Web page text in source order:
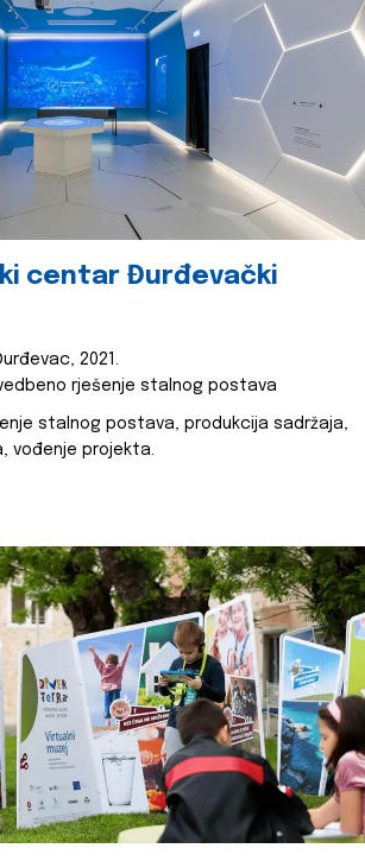
centar Đurđevački
2021.
rješenje stalnog postava
stalnog postava, produkcija sadržaja,
vođenje projekta.